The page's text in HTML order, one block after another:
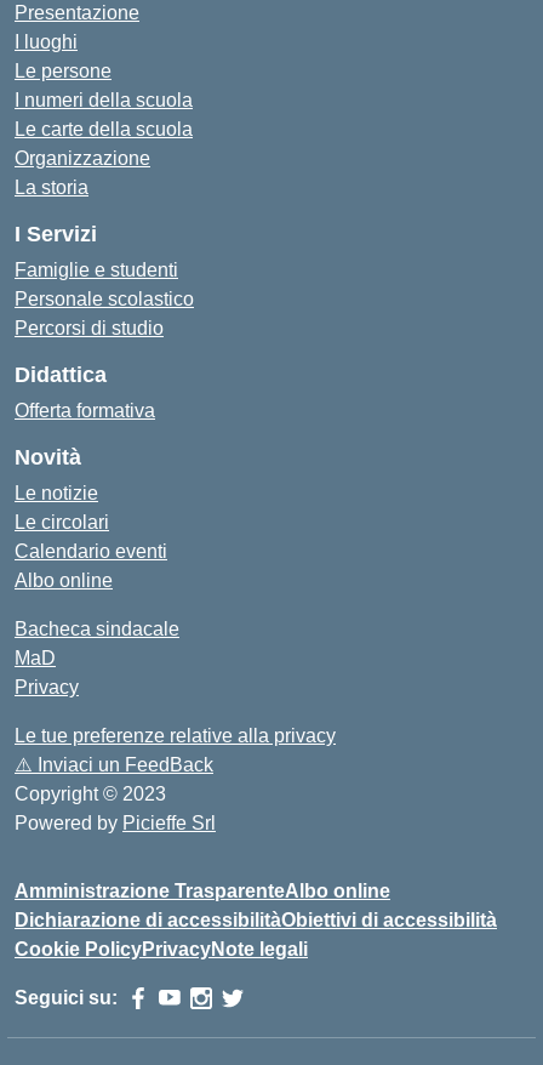
Presentazione
I luoghi
Le persone
I numeri della scuola
Le carte della scuola
Organizzazione
La storia
I Servizi
Famiglie e studenti
Personale scolastico
Percorsi di studio
Didattica
Offerta formativa
Novità
Le notizie
Le circolari
Calendario eventi
Albo online
Bacheca sindacale
MaD
Privacy
Le tue preferenze relative alla privacy
⚠️ Inviaci un FeedBack
Copyright © 2023
Powered by Picieffe Srl
Amministrazione TrasparenteAlbo online
Dichiarazione di accessibilitàObiettivi di accessibilità
Cookie PolicyPrivacyNote legali
Seguici su: